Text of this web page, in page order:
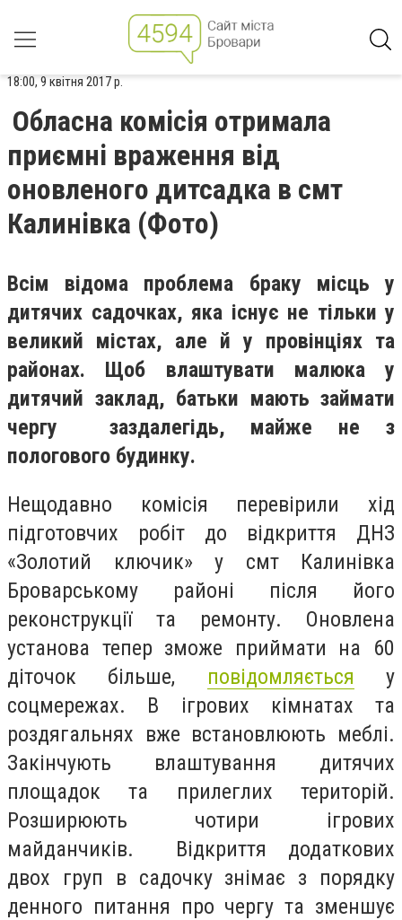
18:00, 9 квітня 2017 р.
Обласна комісія отримала
приємні враження від
оновленого дитсадка в смт
Калинівка (Фото)
Всім відома проблема браку місць у
дитячих садочках, яка існує не тільки у
великий містах, але й у провінціях та
районах. Щоб влаштувати малюка у
дитячий заклад, батьки мають займати
чергу заздалегідь, майже не з
пологового будинку.
Нещодавно комісія перевірили хід
підготовчих робіт до відкриття ДНЗ
«Золотий ключик» у смт Калинівка
Броварському районі після його
реконструкції та ремонту. Оновлена
установа тепер зможе приймати на 60
діточок більше, повідомляється у
соцмережах. В ігрових кімнатах та
роздягальнях вже встановлюють меблі.
Закінчують влаштування дитячих
площадок та прилеглих територій.
Розширюють чотири ігрових
майданчиків. Відкриття додаткових
двох груп в садочку знімає з порядку
денного питання про чергу та зменшує